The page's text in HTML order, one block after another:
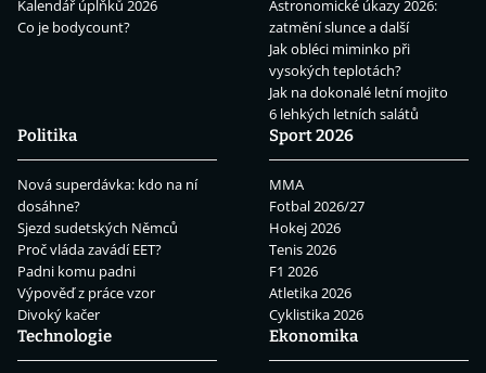
Kalendář úplňků 2026
Co je bodycount?
Astronomické úkazy 2026:
zatmění slunce a další
Jak obléci miminko při
vysokých teplotách?
Jak na dokonalé letní mojito
6 lehkých letních salátů
Politika
Nová superdávka: kdo na ní
dosáhne?
Sjezd sudetských Němců
Proč vláda zavádí EET?
Padni komu padni
Výpověď z práce vzor
Divoký kačer
Sport 2026
MMA
Fotbal 2026/27
Hokej 2026
Tenis 2026
F1 2026
Atletika 2026
Cyklistika 2026
Technologie
Ekonomika